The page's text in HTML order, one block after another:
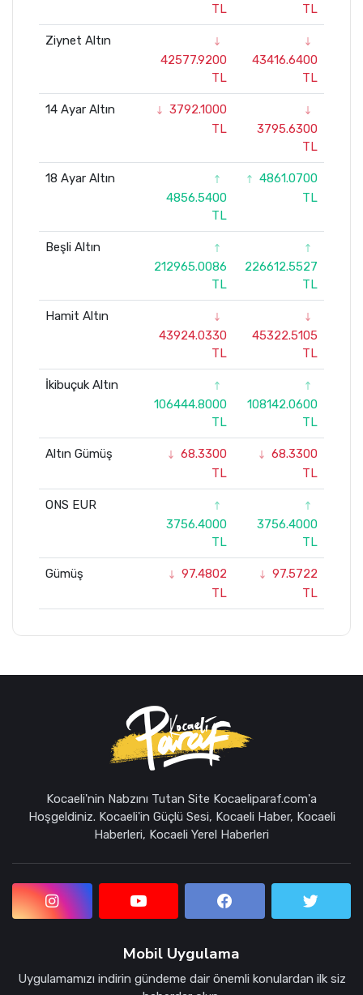
TL
TL
Ziynet Altın
42577.9200
TL
43416.6400
TL
14 Ayar Altın
3792.1000
TL
3795.6300
TL
18 Ayar Altın
4856.5400
TL
4861.0700
TL
Beşli Altın
212965.0086
TL
226612.5527
TL
Hamit Altın
43924.0330
TL
45322.5105
TL
İkibuçuk Altın
106444.8000
TL
108142.0600
TL
Altın Gümüş
68.3300
TL
68.3300
TL
ONS EUR
3756.4000
TL
3756.4000
TL
Gümüş
97.4802
TL
97.5722
TL
Kocaeli'nin Nabzını Tutan Site Kocaeliparaf.com'a
Hoşgeldiniz. Kocaeli'in Güçlü Sesi, Kocaeli Haber, Kocaeli
Haberleri, Kocaeli Yerel Haberleri
Mobil Uygulama
Uygulamamızı indirin gündeme dair önemli konulardan ilk siz